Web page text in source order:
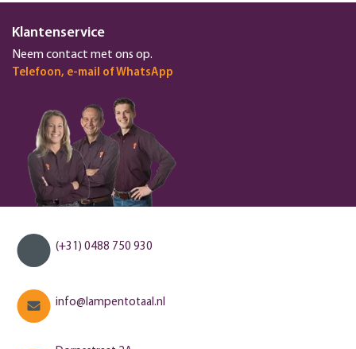
Klantenservice
Neem contact met ons op.
Telefoon, e-mail of WhatsApp
(+31) 0488 750 930
info@lampentotaal.nl